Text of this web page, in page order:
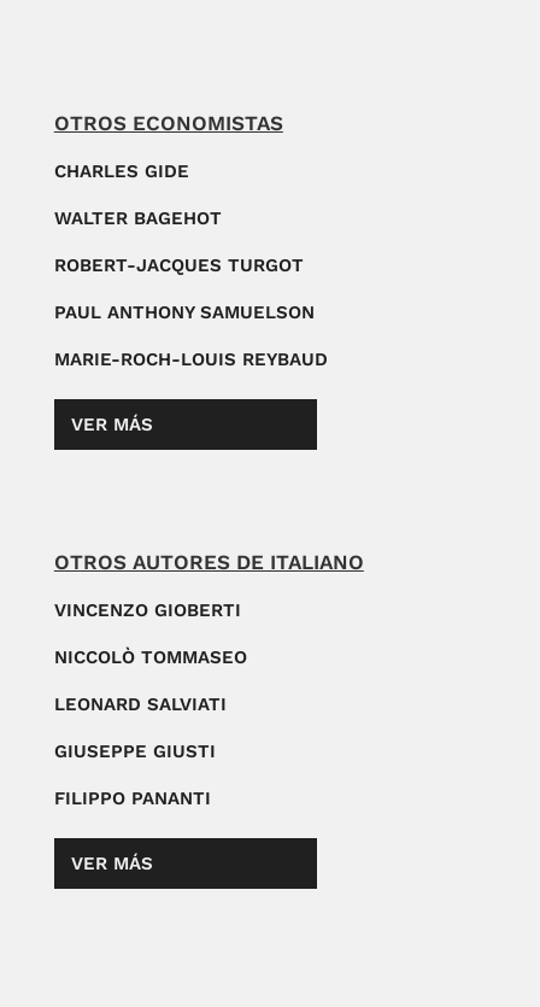
OTROS ECONOMISTAS
CHARLES GIDE
WALTER BAGEHOT
ROBERT-JACQUES TURGOT
PAUL ANTHONY SAMUELSON
MARIE-ROCH-LOUIS REYBAUD
VER MÁS
OTROS AUTORES DE ITALIANO
VINCENZO GIOBERTI
NICCOLÒ TOMMASEO
LEONARD SALVIATI
GIUSEPPE GIUSTI
FILIPPO PANANTI
VER MÁS